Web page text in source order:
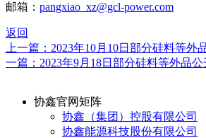
邮箱： pangxiao_xz@gcl-power.com
返回
上一篇：2023年10月10日部分硅料等外
一篇：2023年9月18日部分硅料等外品
协鑫官网矩阵
协鑫（集团）控股有限公司
协鑫能源科技股份有限公司